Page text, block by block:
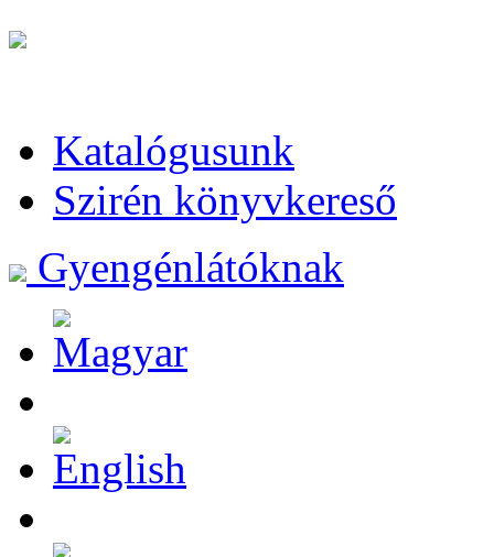
Katalógusunk
Szirén könyvkereső
Gyengénlátóknak